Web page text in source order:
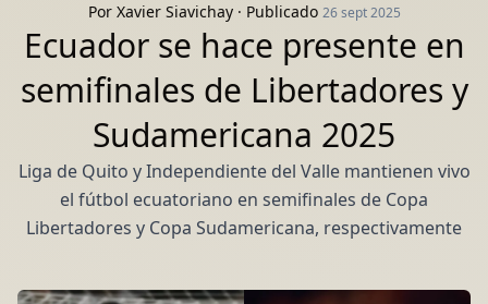
Por Xavier Siavichay· Publicado 26 sept 2025
Ecuador se hace presente en
semifinales de Libertadores y
Sudamericana 2025
Liga de Quito y Independiente del Valle mantienen vivo
el fútbol ecuatoriano en semifinales de Copa
Libertadores y Copa Sudamericana, respectivamente